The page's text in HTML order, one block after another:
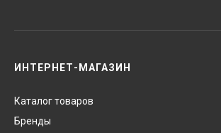
ИНТЕРНЕТ-МАГАЗИН
Каталог товаров
Бренды